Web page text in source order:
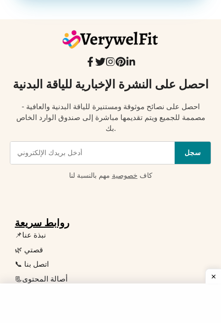
احصل على النشرة الإخبارية للياقة البدنية
احصل على نصائح موثوقة ومستنيرة للياقة البدنية والعافية -
مصممة للجميع ويتم تقديمها مباشرة إلى صندوق الوارد الخاص
بك.
سجل
كاف خصوصية مهم بالنسبة لنا
روابط سريعة
📌نبذة عنا
🌿 قصتي
📞 اتصل بنا
📃أصالة المحتوى